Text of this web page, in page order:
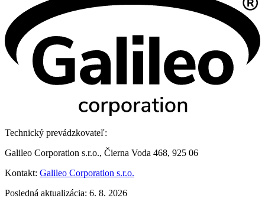
Technický prevádzkovateľ:
Galileo Corporation s.r.o., Čierna Voda 468, 925 06
Kontakt: Galileo Corporation s.r.o.
Posledná aktualizácia: 6. 8. 2026